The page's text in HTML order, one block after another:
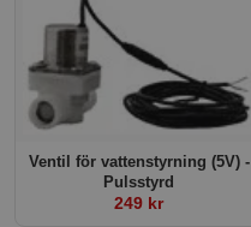
Ventil för vattenstyrning (5V) -
Pulsstyrd
249 kr